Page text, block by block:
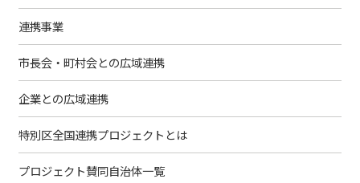
連携事業
市長会・町村会との広域連携
企業との広域連携
特別区全国連携プロジェクトとは
プロジェクト賛同自治体一覧